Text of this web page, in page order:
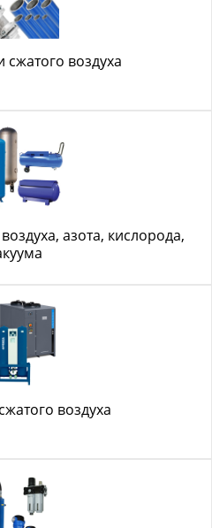
воздуха
азота, кислорода,
воздуха